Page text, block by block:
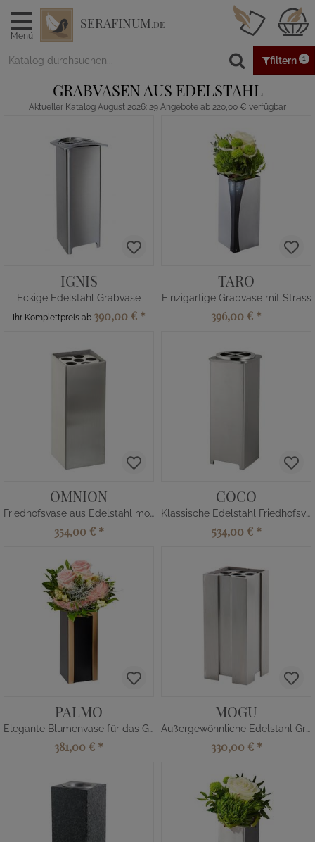
Menü
SERAFINUM.DE
filtern 1
GRABVASEN AUS EDELSTAHL
Aktueller Katalog August 2026: 29 Angebote ab 220,00 € verfügbar
IGNIS
Eckige Edelstahl Grabvase
Ihr Komplettpreis ab 390,00 € *
TARO
Einzigartige Grabvase mit Strass
396,00 € *
OMNION
Friedhofsvase aus Edelstahl modern
354,00 € *
COCO
Klassische Edelstahl Friedhofsvase
534,00 € *
PALMO
Elegante Blumenvase für das Grab
381,00 € *
MOGU
Außergewöhnliche Edelstahl Grabvase
330,00 € *